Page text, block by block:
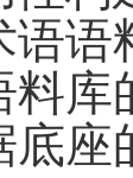
语
底座